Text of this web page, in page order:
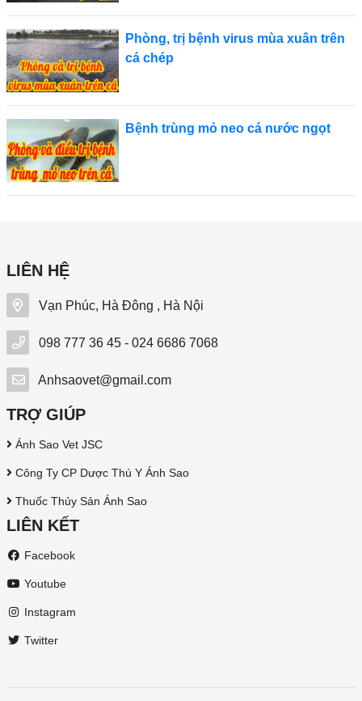
Phòng, trị bệnh virus mùa xuân trên
cá chép
Bệnh trùng mỏ neo cá nước ngọt
LIÊN HỆ
Vạn Phúc, Hà Đông , Hà Nội
098 777 36 45 - 024 6686 7068
Anhsaovet@gmail.com
TRỢ GIÚP
Ánh Sao Vet JSC
Công Ty CP Dược Thú Y Ánh Sao
Thuốc Thủy Sản Ánh Sao
LIÊN KẾT
Facebook
Youtube
Instagram
Twitter